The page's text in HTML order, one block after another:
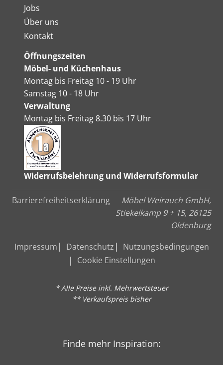
Jobs
Über uns
Kontakt
Öffnungszeiten
Möbel- und Küchenhaus
Montag bis Freitag 10 - 19 Uhr
Samstag 10 - 18 Uhr
Verwaltung
Montag bis Freitag 8.30 bis 17 Uhr
Widerrufsbelehrung und Widerrufsformular
Barrierefreiheitserklärung
Möbel Weirauch GmbH,
Stiekelkamp 9 + 15, 26125
Oldenburg
Impressum
Datenschutz
Nutzungsbedingungen
Cookie Einstellungen
* Alle Preise inkl. Mehrwertsteuer
** Verkaufspreis bisher
Finde mehr Inspiration: